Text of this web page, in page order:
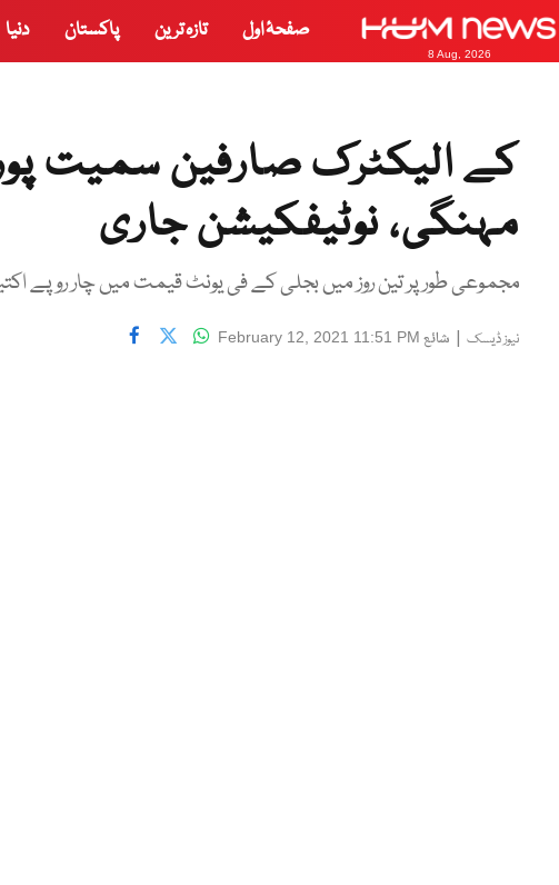
8 Aug, 2026
صفحۂ اول تازہ ترین پاکستان دنیا
کے الیکٹرک صارفین سمیت
مہنگی، نوٹیفکیشن جاری
مجموعی طور پر تین روز میں بجلی کے فی یونٹ قیمت میں چار روپے
نیوز ڈیسک | شائع February 12, 2021 11:51 PM